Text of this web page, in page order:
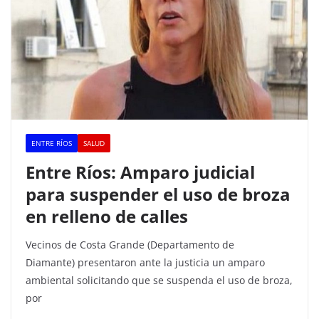
ENTRE RÍOS SALUD
Entre Ríos: Amparo judicial
para suspender el uso de broza
en relleno de calles
Vecinos de Costa Grande (Departamento de
Diamante) presentaron ante la justicia un amparo
ambiental solicitando que se suspenda el uso de broza,
por